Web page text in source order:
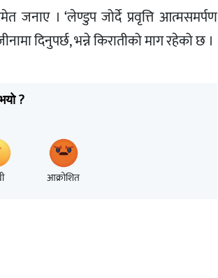
जनाए । ‘लेण्डुप जोर्दे प्रवृत्ति आत्मसमर्पण
दिनुपर्छ, भन्ने किरातीको माग रहेको छ ।
?
आक्रोशित